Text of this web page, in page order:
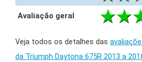
Avaliação geral
Veja todos os detalhes das
da Triumph Daytona 675R 2013 a